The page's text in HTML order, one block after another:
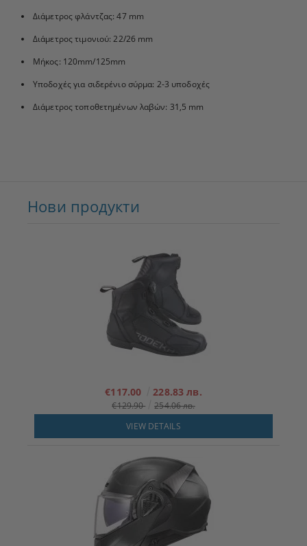
Διάμετρος φλάντζας: 47 mm
Διάμετρος τιμονιού: 22/26 mm
Μήκος: 120mm/125mm
Υποδοχές για σιδερένιο σύρμα: 2-3 υποδοχές
Διάμετρος τοποθετημένων λαβών: 31,5 mm
Нови продукти
€117.00 228.83 лв.
€129.90
254.06 лв.
VIEW DETAILS